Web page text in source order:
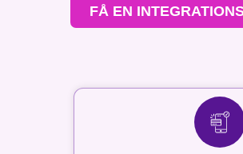
FÅ EN